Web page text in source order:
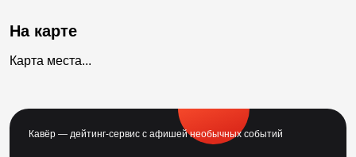
На карте
Карта места...
Кавёр — дейтинг-сервис с афишей необычных событий